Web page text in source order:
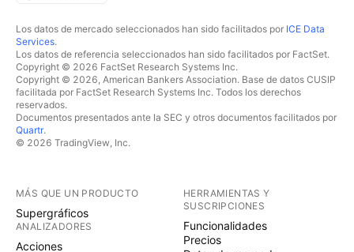
competidores en el espacio MLP. El índice se
reequilibra trimestralmente. A TENER EN CUENTA
Adquisición a largo plazo para poseer en cartera
INFORMACIÓN RELEVANTE EXPOSICIÓN SECTORIAL:
En lo que concierne a su exposición sectorial su
mayor participación es en: ENERGÍA (97,89%) –
UTILIDADES (2,11%) ACCIONES DE MAYOR
(7,45%) – ONEOK (7,37%) – ENRGY TRANSFER LP
(7,29%) – TC ENERGY CORP (7,22%) DIVIDEND
YIELD: 7,02% COMISIÓN ADMINISTRACIÓN: 0,75%
Los datos de mercado seleccionados han sido facilitados por ICE Data
Services.
Los datos de referencia seleccionados han sido facilitados por FactSet.
Copyright © 2026 FactSet Research Systems Inc.
Copyright © 2026, American Bankers Association. Base de datos CUSIP
facilitada por FactSet Research Systems Inc. Todos los derechos
reservados.
Documentos presentados ante la SEC y otros documentos facilitados por
Quartr.
© 2026 TradingView, Inc.
MÁS QUE UN PRODUCTO
Supergráficos
ANALIZADORES
Acciones
HERRAMIENTAS Y
SUSCRIPCIONES
Funcionalidades
Precios